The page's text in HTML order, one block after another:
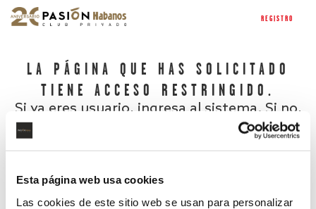
Esta página web usa cookies
Las cookies de este sitio web se usan para personalizar
REGISTRO
LA PÁGINA QUE HAS SOLICITADO
TIENE ACCESO RESTRINGIDO.
Si ya eres usuario, ingresa al sistema. Si no,